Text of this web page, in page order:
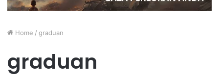
Home / graduan
graduan